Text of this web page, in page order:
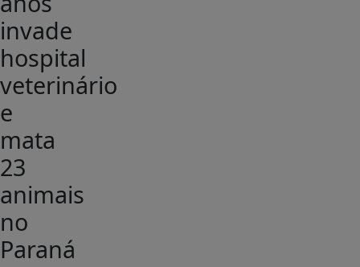
invade
hospital
veterinário
e
mata
23
animais
no
Paraná